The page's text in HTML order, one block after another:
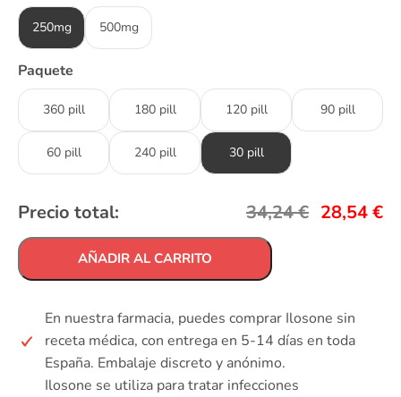
250mg 500mg
Paquete
360 pill 180 pill 120 pill 90 pill
60 pill 240 pill 30 pill
Precio total: 34,24€ 28,54€
AÑADIR AL CARRITO
En nuestra farmacia, puedes comprar Ilosone sin
receta médica, con entrega en 5-14 días en toda
España. Embalaje discreto y anónimo.
Ilosone se utiliza para tratar infecciones